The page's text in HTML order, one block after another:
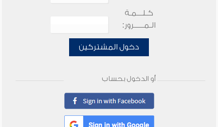
كـلـــمـة
الـمـــــرور:
دخول المشتركين
أو الدخول بحساب